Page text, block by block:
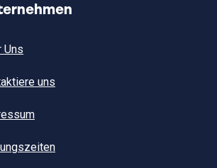
Uns
uns